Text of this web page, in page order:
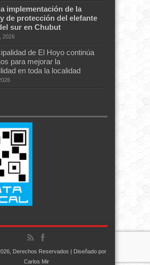
implementación de la
de protección del elefante
sur en Chubut
2026
de El Hoyo continúa
para mejorar la
en toda la localidad
Derechos Reservados | Diseñado por
Carlos Mir